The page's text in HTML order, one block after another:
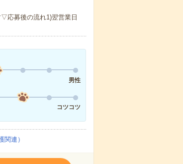
応募後の流れ1)翌営業日
男性
コツコツ
連）